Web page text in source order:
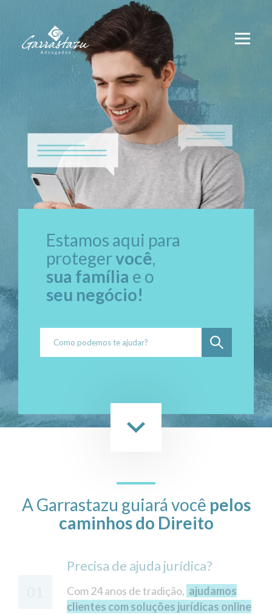
Estamos aqui para
protegervocê,
sua família e o
seu negócio!
A Garrastazu guiará você pelos
caminhos do Direito
Precisa de ajuda jurídica?
Com 24 anos de tradição, ajudamos
clientes com soluções jurídicas online